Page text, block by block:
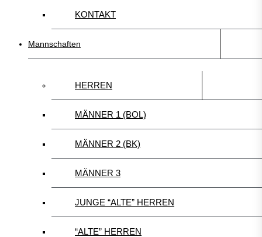
KONTAKT
Mannschaften
HERREN
MÄNNER 1 (BOL)
MÄNNER 2 (BK)
MÄNNER 3
JUNGE “ALTE” HERREN
“ALTE” HERREN